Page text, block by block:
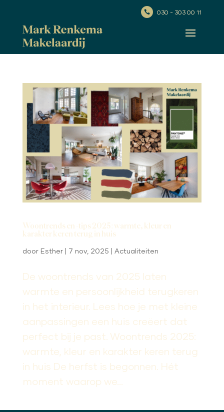
 030 - 303 00 11
Woontrends en -tips 2025: warmte, kleur en
karakter keren terug in huis
door Esther| 7 nov, 2025 | Actualiteiten
De woontrends van 2025 laten
warmte en persoonlijkheid terugkeren
in het interieur. Lees hoe je met kleine
aanpassingen een huis creëert dat
perfect bij je past. Woontrends 2025:
warmte, kleur en karakter keren terug
in huis De herfst is begonnen. Hét
moment waarop we...